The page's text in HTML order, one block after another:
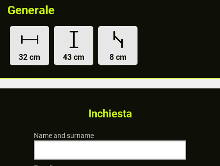
Generale
32 cm 43 cm 8 cm
Inchiesta
Name and surname